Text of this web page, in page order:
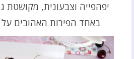
יפהפייה וצבעונית, מקושטת
באחד הפירות האהובים על